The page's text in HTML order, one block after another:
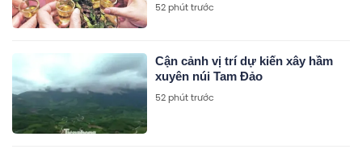
52 phút trước
Cận cảnh vị trí dự kiến xây hầm
xuyên núi Tam Đảo
52 phút trước